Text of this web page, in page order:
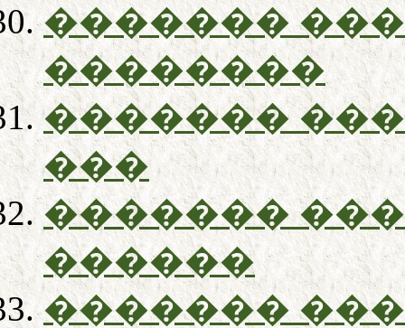
�������
��������
�������
���
�������
������
�������